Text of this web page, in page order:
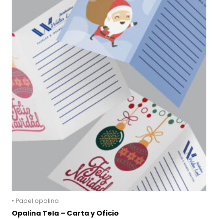
• Papel opalina
Opalina Tela – Carta y Oficio